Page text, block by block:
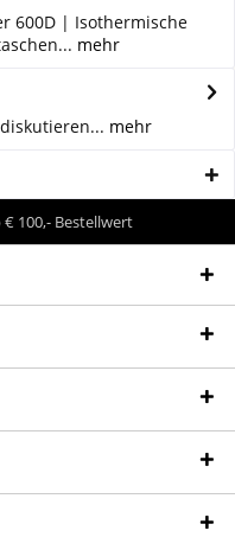
600D | Isothermische
mehr
mehr
100,- Bestellwert